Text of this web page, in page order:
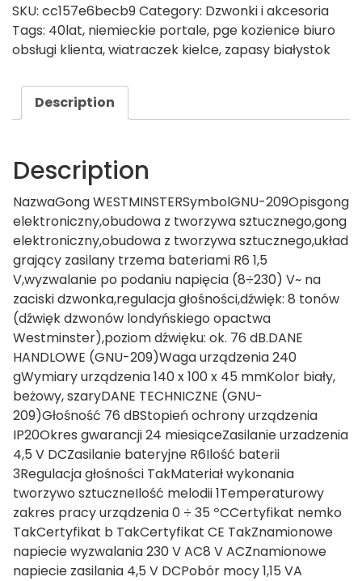
SKU: cc157e6becb9Category: Dzwonki i akcesoria
Tags: 40lat, niemieckie portale, pge kozienice biuro
obsługi klienta,wiatraczek kielce, zapasy białystok
Description
Description
NazwaGong WESTMINSTERSymbolGNU-209Opisgong
elektroniczny,obudowa z tworzywa sztucznego,gong
elektroniczny,obudowa z tworzywa sztucznego,układ
grający zasilany trzema bateriami R6 1,5
V,wyzwalanie po podaniu napięcia (8÷230) V~ na
zaciski dzwonka,regulacja głośności,dźwięk: 8 tonów
(dźwięk dzwonów londyńskiego opactwa
Westminster),poziom dźwięku: ok. 76 dB.DANE
HANDLOWE (GNU-209)Waga urządzenia 240
gWymiary urządzenia 140 x 100 x 45 mmKolor biały,
beżowy, szaryDANE TECHNICZNE (GNU-
209)Głośność 76 dBStopień ochrony urządzenia
IP20Okres gwarancji 24 miesiąceZasilanie urzadzenia
4,5 V DCZasilanie bateryjne R6Ilość baterii
3Regulacja głośności TakMateriał wykonania
tworzywo sztuczneIlość melodii 1Temperaturowy
zakres pracy urządzenia 0 ÷ 35 ºCCertyfikat nemko
TakCertyfikat b TakCertyfikat CE TakZnamionowe
napiecie wyzwalania 230 V AC8 V ACZnamionowe
napiecie zasilania 4,5 V DCPobór mocy 1,15 VA